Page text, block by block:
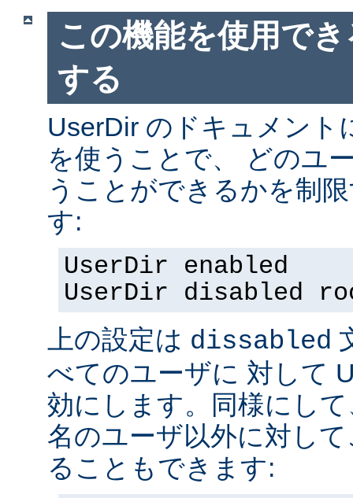
この機能を使用で
する
UserDir のドキュメント
を使うことで、 どのユ
うことができるかを制
す:
UserDir enabled
UserDir disabled
上の設定は dissabled
べてのユーザに 対して
効にします。同様にし
名のユーザ以外に対し
ることもできます: